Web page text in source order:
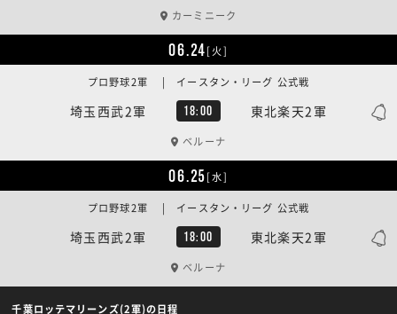
カーミニーク
06.24[火]
埼玉西武2軍 18:00 東北楽天2軍
プロ野球2軍 | イースタン・リーグ 公式戦
ベルーナ
06.25[水]
埼玉西武2軍 18:00 東北楽天2軍
プロ野球2軍 | イースタン・リーグ 公式戦
ベルーナ
千葉ロッテマリーンズ(2軍)の日程